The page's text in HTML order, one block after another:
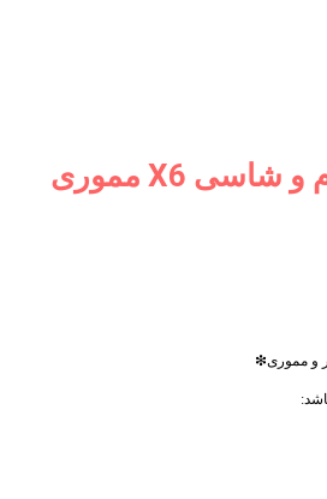
صندلی بی ام و شاسی X6 مموری